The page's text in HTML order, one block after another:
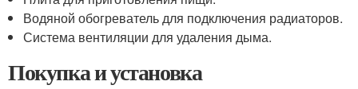
Водяной обогреватель для подключения радиаторов.
Система вентиляции для удаления дыма.
Покупка и установка